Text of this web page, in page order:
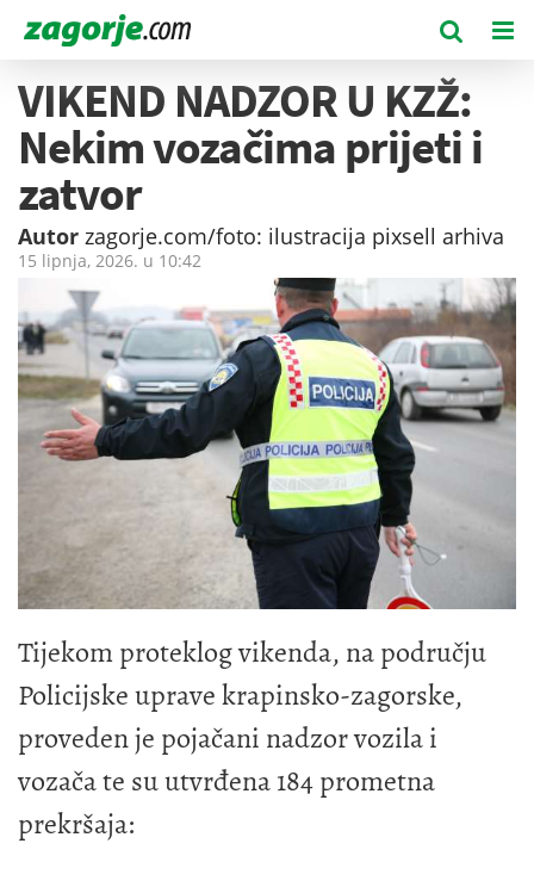
VIKEND NADZOR U KZŽ:
Nekim vozačima prijeti i
zatvor
Autor zagorje.com/foto: ilustracija pixsell arhiva
15 lipnja, 2026. u 10:42
Tijekom proteklog vikenda, na području
Policijske uprave krapinsko-zagorske,
proveden je pojačani nadzor vozila i
vozača te su utvrđena 184 prometna
prekršaja: